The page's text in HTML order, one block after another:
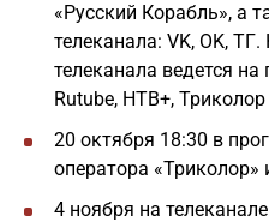
«Русский Корабль», а
телеканала: VK, OK,
телеканала ведется
Rutube, НТВ+,
20 октября 18:30 в
оператора «Триколор»
4 ноября на